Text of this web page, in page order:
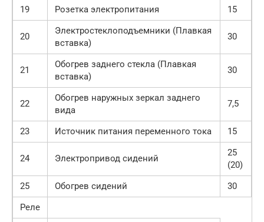
19
Розетка электропитания 15
20
Электростеклоподъемники (Плавкая
вставка)
30
21
Обогрев заднего стекла (Плавкая
вставка)
30
22
Обогрев наружных зеркал заднего
вида
7,5
23 Источник питания переменного тока 15
24 Электропривод сидений
25
(20)
25
Обогрев сидений
30
Реле